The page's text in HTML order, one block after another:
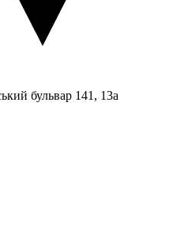
бульвар 141, 13а